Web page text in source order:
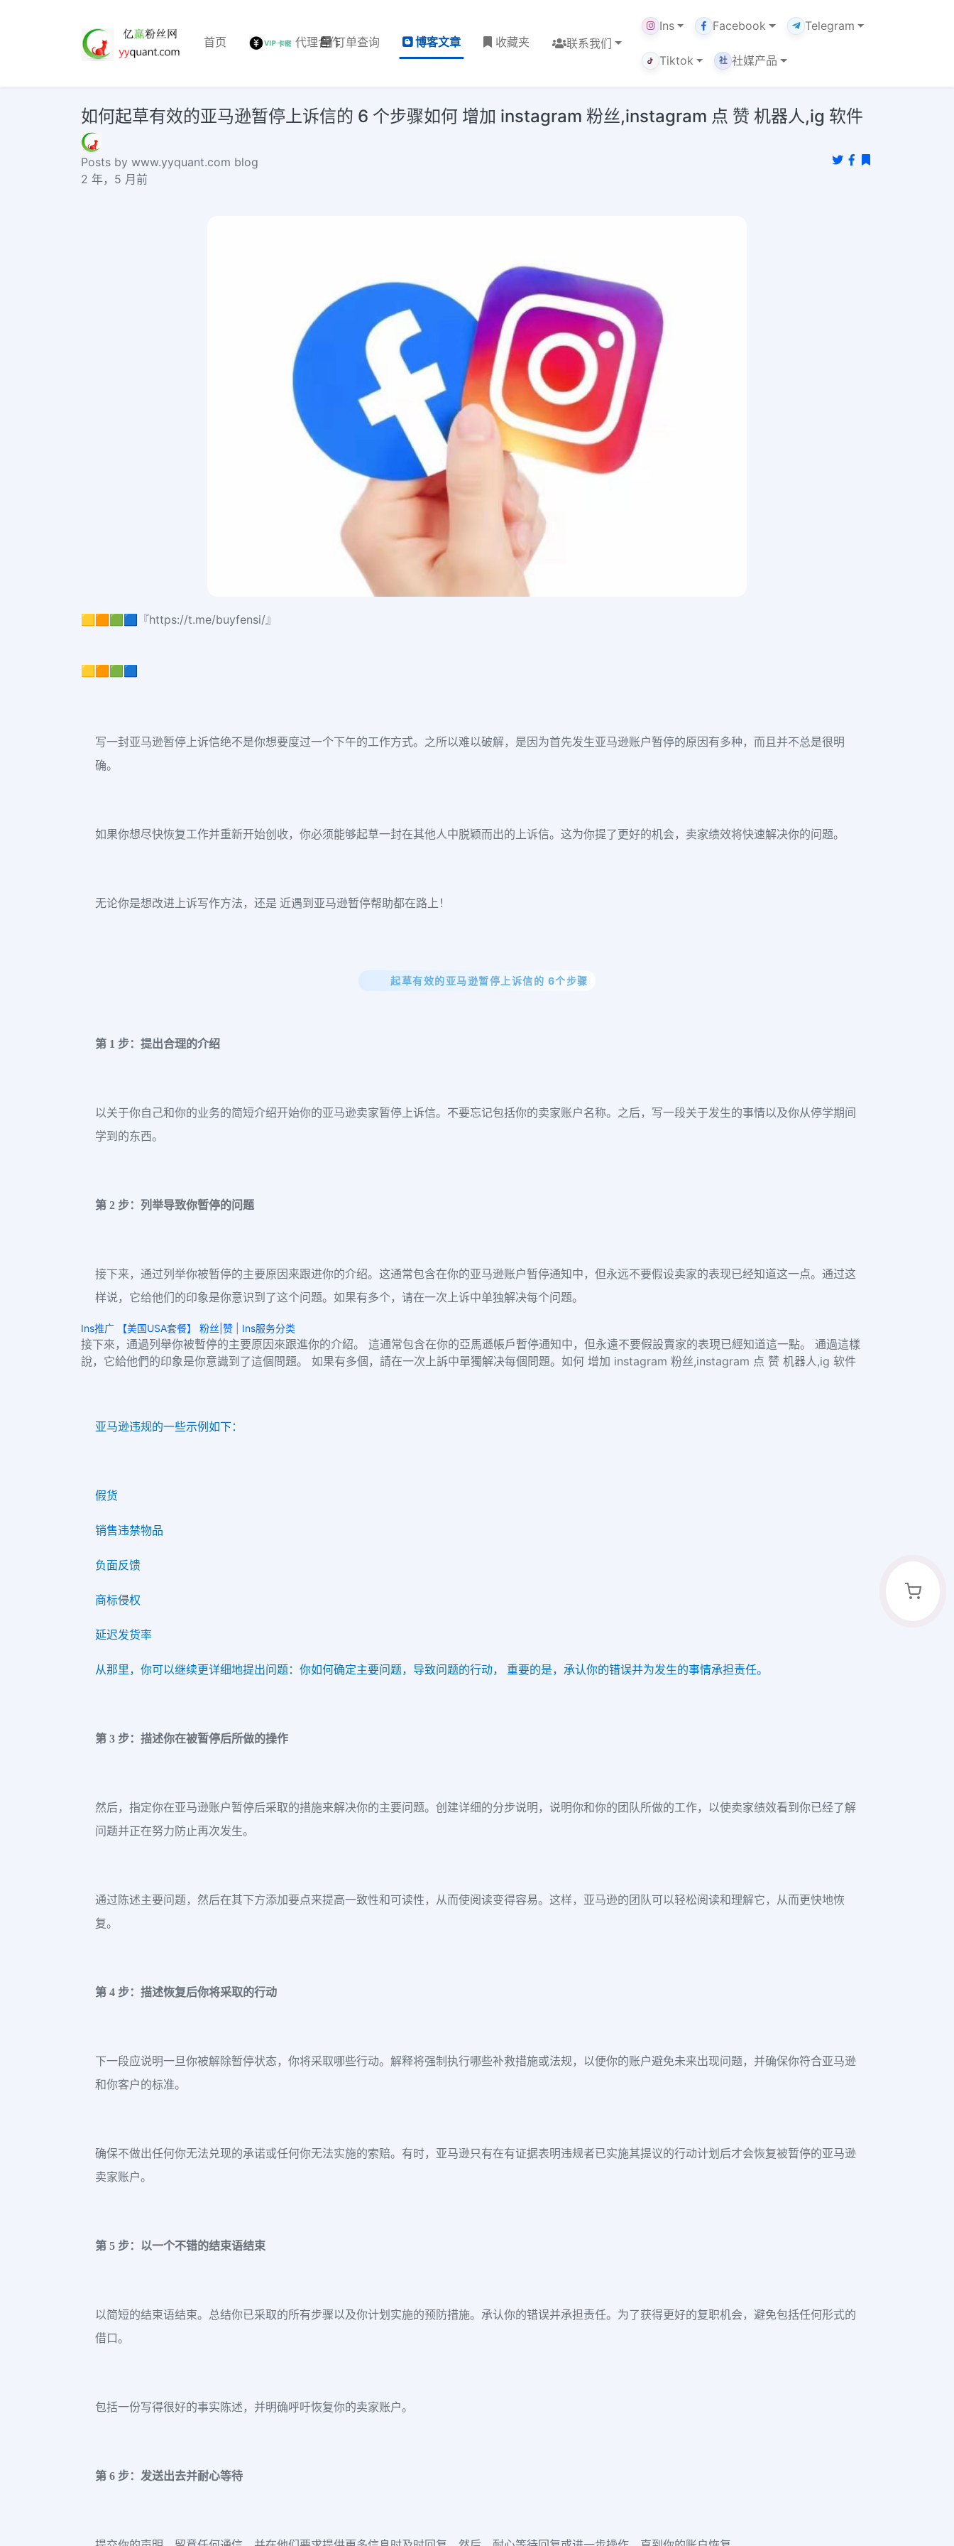
首页 代理合作订单查询 博客文章 收藏夹 联系我们
Ins Facebook Telegram
Tiktok 社 社媒产品
如何起草有效的亚马逊暂停上诉信的 6 个步骤如何 增加 instagram 粉丝,instagram 点 赞 机器人,ig 软件
Posts by www.yyquant.com blog
2 年，5 月前
🟨🟧🟩🟦『https://t.me/buyfensi/』
🟨🟧🟩🟦
写一封亚马逊暂停上诉信绝不是你想要度过一个下午的工作方式。之所以难以破解，是因为首先发生亚马逊账户暂停的原因有多种，而且并不总是很明
确。
如果你想尽快恢复工作并重新开始创收，你必须能够起草一封在其他人中脱颖而出的上诉信。这为你提了更好的机会，卖家绩效将快速解决你的问题。
无论你是想改进上诉写作方法，还是 近遇到亚马逊暂停帮助都在路上！
起草有效的亚马逊暂停上诉信的 6个步骤
第 1 步：提出合理的介绍
以关于你自己和你的业务的简短介绍开始你的亚马逊卖家暂停上诉信。不要忘记包括你的卖家账户名称。之后，写一段关于发生的事情以及你从停学期间
学到的东西。
第 2 步：列举导致你暂停的问题
接下来，通过列举你被暂停的主要原因来跟进你的介绍。这通常包含在你的亚马逊账户暂停通知中，但永远不要假设卖家的表现已经知道这一点。通过这
样说，它给他们的印象是你意识到了这个问题。如果有多个，请在一次上诉中单独解决每个问题。
Ins推广 【美国USA套餐】 粉丝|赞 Ins服务分类
接下來，通過列舉你被暫停的主要原因來跟進你的介紹。 這通常包含在你的亞馬遜帳戶暫停通知中，但永遠不要假設賣家的表現已經知道這一點。 通過這樣
說，它給他們的印象是你意識到了這個問題。 如果有多個，請在一次上訴中單獨解决每個問題。如何 增加 instagram 粉丝,instagram 点 赞 机器人,ig 软件
亚马逊违规的一些示例如下：
假货
销售违禁物品
负面反馈
商标侵权
延迟发货率
从那里，你可以继续更详细地提出问题：你如何确定主要问题，导致问题的行动， 重要的是，承认你的错误并为发生的事情承担责任。
第 3 步：描述你在被暂停后所做的操作
然后，指定你在亚马逊账户暂停后采取的措施来解决你的主要问题。创建详细的分步说明，说明你和你的团队所做的工作，以使卖家绩效看到你已经了解
问题并正在努力防止再次发生。
通过陈述主要问题，然后在其下方添加要点来提高一致性和可读性，从而使阅读变得容易。这样，亚马逊的团队可以轻松阅读和理解它，从而更快地恢
复。
第 4 步：描述恢复后你将采取的行动
下一段应说明一旦你被解除暂停状态，你将采取哪些行动。解释将强制执行哪些补救措施或法规，以便你的账户避免未来出现问题，并确保你符合亚马逊
和你客户的标准。
确保不做出任何你无法兑现的承诺或任何你无法实施的索赔。有时，亚马逊只有在有证据表明违规者已实施其提议的行动计划后才会恢复被暂停的亚马逊
卖家账户。
第 5 步：以一个不错的结束语结束
以简短的结束语结束。总结你已采取的所有步骤以及你计划实施的预防措施。承认你的错误并承担责任。为了获得更好的复职机会，避免包括任何形式的
借口。
包括一份写得很好的事实陈述，并明确呼吁恢复你的卖家账户。
第 6 步：发送出去并耐心等待